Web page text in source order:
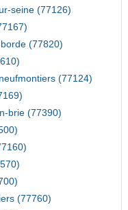
seine (77126)
(77820)
(77124)
brie (77390)
(77760)